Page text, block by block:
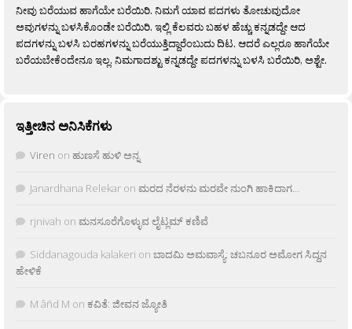
ನೀವು ಬರೆಯುವ ಹಾಗೆಯೇ ಬರೆಯಿರಿ. ನಿಮಗೆ ಯಾವ ಪದಗಳು ತೋಚುವುದೋ
ಅವುಗಳನ್ನು ಬಳಸಿಕೊಂಡೇ ಬರೆಯಿರಿ. ಇಲ್ಲಿ ಕೆಲವರು ಬಹಳ ಹೆಚ್ಚು ಕನ್ನಡದ್ದೇ ಆದ
ಪದಗಳನ್ನು ಬಳಸಿ ಬರಹಗಳನ್ನು ಬರೆಯುತ್ತಿದ್ದಾರೆಂಬುದು ದಿಟ. ಆದರೆ ಎಲ್ಲರೂ ಹಾಗೆಯೇ
ಬರೆಯಬೇಕೆಂದೇನೂ ಇಲ್ಲ. ನಿಮಗಾದಶ್ಟು ಕನ್ನಡದ್ದೇ ಪದಗಳನ್ನು ಬಳಸಿ ಬರೆಯಿರಿ, ಅಶ್ಟೇ.
ಇತ್ತೀಚಿನ ಅನಿಸಿಕೆಗಳು
Viren on ಹುಣಸೆ ಹುಳಿ ಅನ್ನ
Janardhana Relekar on ಮರದ ನೆರಳನು ಮರವೇ ನುಂಗಿ ಹಾಕಿದಾಗ…
rjnivah on ಮನಸೂರೆಗೊಳ್ಳುವ ಲೈಟ್ಲಮ್ ಕಣಿವೆ
Siddanagouda kalakeri on ಬಾದಮಿ ಅಮವಾಸ್ಯೆ: ಚಬನೂರ ಅಮೋಗ ಸಿದ್ದನ
ಹೇಳಿಕೆ
M âñd M on ಕವಿತೆ: ಜೀವನ ಜ್ಯೋತಿ